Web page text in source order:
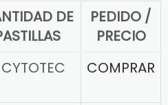
DE
PEDIDO /
PRECIO
COMPRAR